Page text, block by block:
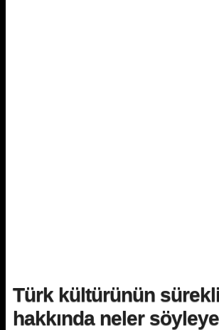
Türk kültürünün
hakkında neler